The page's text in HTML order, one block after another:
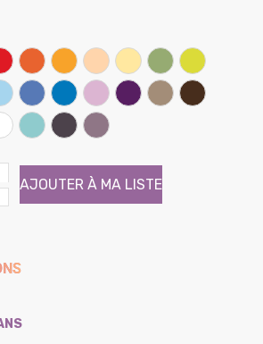
Rouge coquelicot
Clémentine
Miel SableBananeLichenKiwi
Ciel Lilas Bleu bleuet
Parme
Iris TaupeChocolat
BlancAtoll (Effet tissé)
Brun (Effet tissé)
Violine (Effet tissé)
AJOUTER À MA LISTE